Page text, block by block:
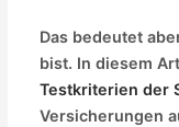
Das bedeutet
bist. In diesem
Testkriterien der
Versicherungen